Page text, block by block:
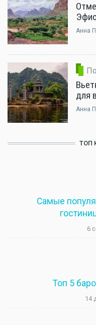
Анна
для
Анна
ТОП
Самые
6
Топ 5
14